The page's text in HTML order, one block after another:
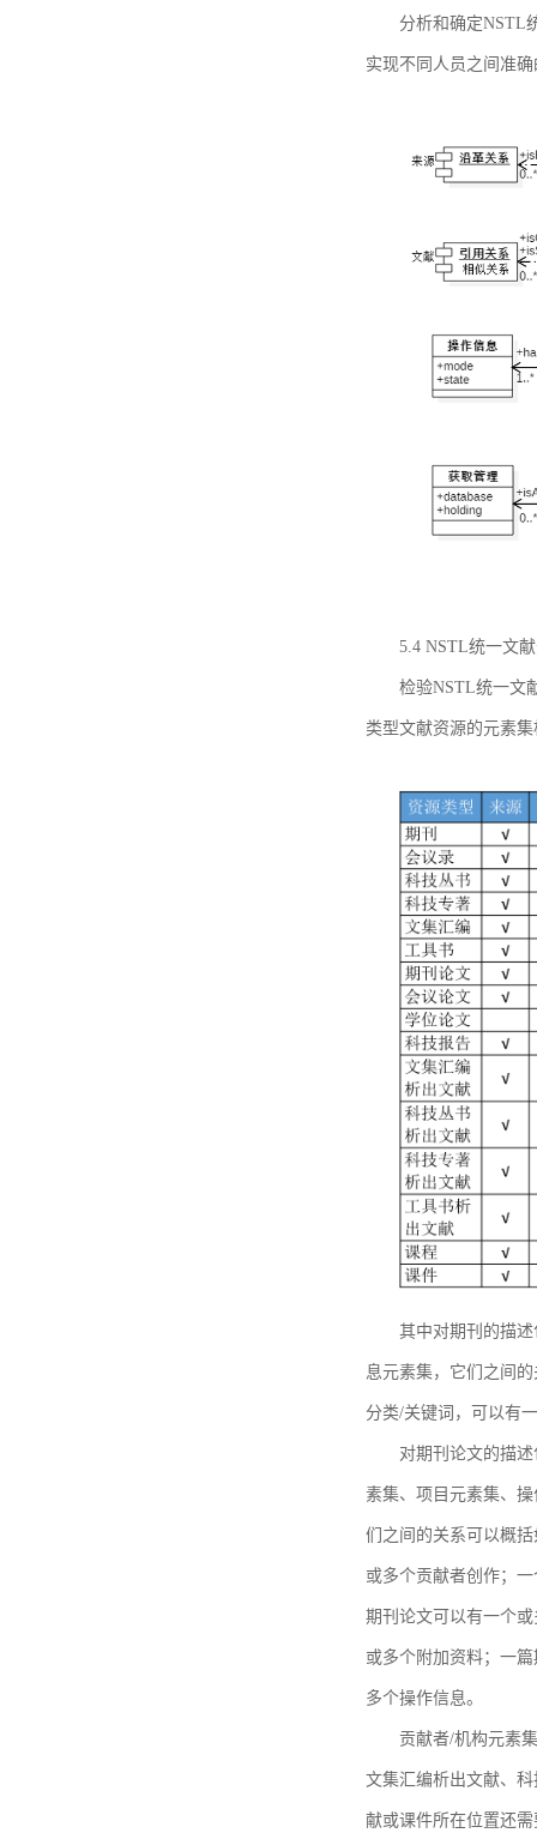
分析和确定NSTL
实现不同人员之间准
5.4 NSTL统一文
检验NSTL统一文
类型文献资源的元素
其中对期刊的描
息元素集，它们之间
分类/关键词，可以有
对期刊论文的描
素集、项目元素集、
们之间的关系可以概
或多个贡献者创作；
期刊论文可以有一个
或多个附加资料；一
多个操作信息。
贡献者/机构元素
文集汇编析出文献、
献或课件所在位置还